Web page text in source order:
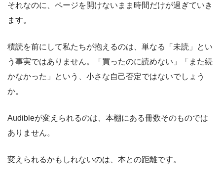
それなのに、ページを開けないまま時間だけが過ぎていき
ます。
積読を前にして私たちが抱えるのは、単なる「未読」とい
う事実ではありません。「買ったのに読めない」「また続
かなかった」という、小さな自己否定ではないでしょう
か。
Audibleが変えられるのは、本棚にある冊数そのものでは
ありません。
変えられるかもしれないのは、本との距離です。